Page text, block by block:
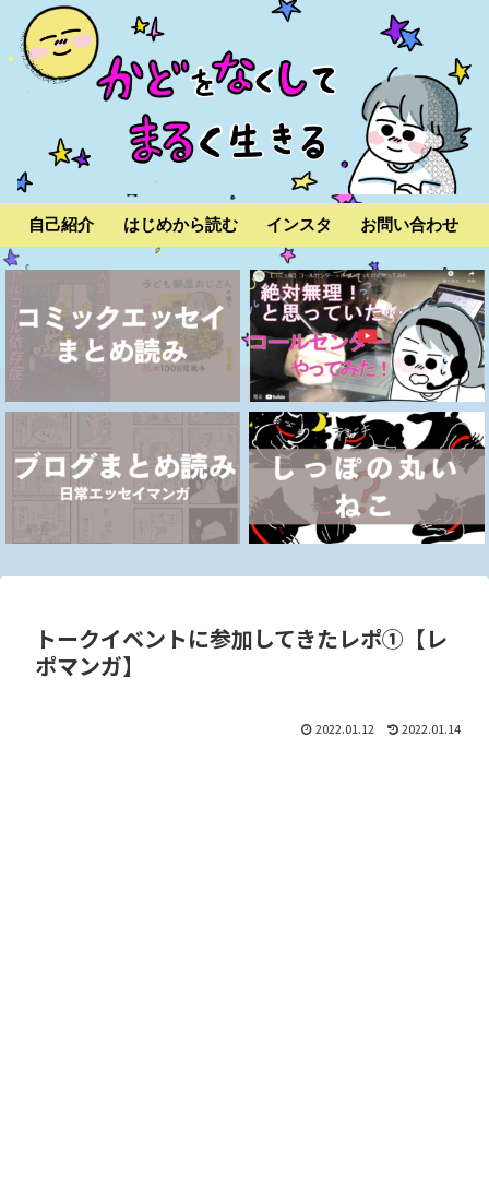
自己紹介 はじめから読む インスタ お問い合わせ
トークイベントに参加してきたレポ①【レ
ポマンガ】
2022.01.12 2022.01.14